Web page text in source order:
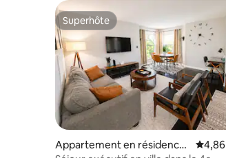
Superhôte
Superhôte
Appartement en résidence